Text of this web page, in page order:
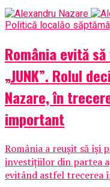
Politică localăo
România evită
„JUNK”. Rolul
Nazare, în
important
România a reușit să își
investițiilor din partea
evitând astfel trecerea